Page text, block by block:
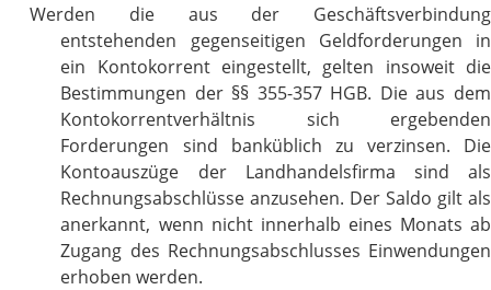
Werden die aus der Geschäftsverbindung
entstehenden gegenseitigen Geldforderungen in
ein Kontokorrent eingestellt, gelten insoweit die
Bestimmungen der §§ 355-357 HGB. Die aus dem
Kontokorrentverhältnis sich ergebenden
Forderungen sind banküblich zu verzinsen. Die
Kontoauszüge der Landhandelsfirma sind als
Rechnungsabschlüsse anzusehen. Der Saldo gilt als
anerkannt, wenn nicht innerhalb eines Monats ab
Zugang des Rechnungsabschlusses Einwendungen
erhoben werden.